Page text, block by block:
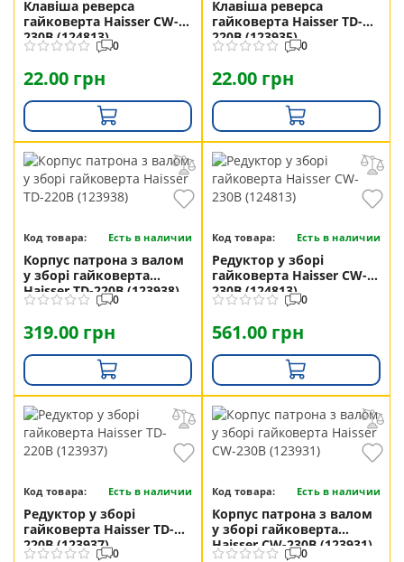
Клавіша реверса
гайковерта Haisser CW-
230B (124813)
0
22.00 грн
Клавіша реверса
гайковерта Haisser TD-
220B (123935)
0
22.00 грн
Код товара: Есть в наличии
Корпус патрона з валом
у зборі гайковерта
Haisser TD-220B (123938)
0
319.00 грн
Код товара: Есть в наличии
Редуктор у зборі
гайковерта Haisser CW-
230B (124813)
0
561.00 грн
Код товара: Есть в наличии
Редуктор у зборі
гайковерта Haisser TD-
220B (123937)
0
Код товара: Есть в наличии
Корпус патрона з валом
у зборі гайковерта
Haisser CW-230B (123931)
0